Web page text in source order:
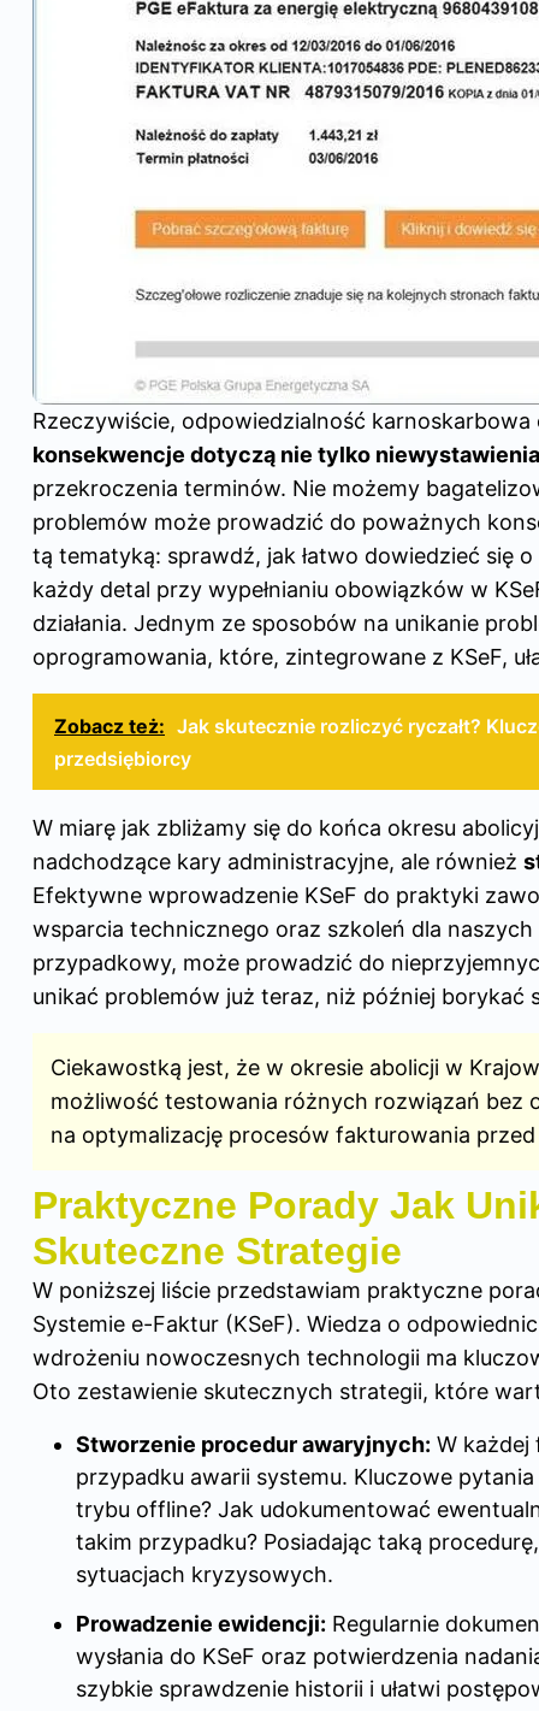
Rzeczywiście, odpowiedzialność
konsekwencje dotyczą nie tylko
przekroczenia terminów. Nie możemy
problemów może prowadzić do poważnych
tą tematyką: sprawdź, jak łatwo dowiedzieć się
każdy detal przy wypełnianiu obowiązków w
działania. Jednym ze sposobów na unikanie
oprogramowania, które, zintegrowane z KSeF,
Zobacz też: Jak skutecznie rozliczyć ryczałt?
przedsiębiorcy
W miarę jak zbliżamy się do końca okresu
nadchodzące kary administracyjne, ale również
Efektywne wprowadzenie KSeF do praktyki
wsparcia technicznego oraz szkoleń dla
przypadkowy, może prowadzić do
unikać problemów już teraz, niż później borykać
Ciekawostką jest, że w okresie abolicji w
możliwość testowania różnych rozwiązań bez
na optymalizację procesów fakturowania
Praktyczne Porady Jak
Skuteczne Strategie
W poniższej liście przedstawiam praktyczne
Systemie e-Faktur (KSeF). Wiedza o
wdrożeniu nowoczesnych technologii ma
Oto zestawienie skutecznych strategii, które
Stworzenie procedur awaryjnych: W każdej
przypadku awarii systemu. Kluczowe
trybu offline? Jak udokumentować
takim przypadku? Posiadając taką
sytuacjach kryzysowych.
Prowadzenie ewidencji: Regularnie
wysłania do KSeF oraz potwierdzenia
szybkie sprawdzenie historii i ułatwi